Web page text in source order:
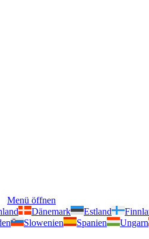
Menü öffnen
Dänemark Estland
Slowenien Spanien Ungarn